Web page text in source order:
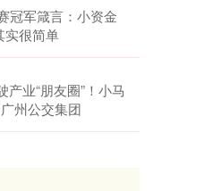
冠军箴言：小资金
实很简单
业“朋友圈”！小马
州公交集团